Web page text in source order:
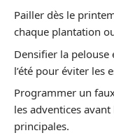
Pailler dès le
chaque plantation
Densifier la pelouse
l’été pour éviter les
Programmer un
les adventices
principales.